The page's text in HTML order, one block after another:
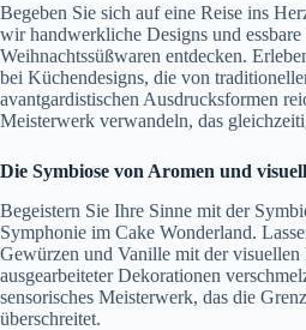
Begeben Sie sich auf eine Reise ins
wir handwerkliche Designs und essbare
Weihnachtssüßwaren entdecken.
bei Küchendesigns, die von
avantgardistischen Ausdrucksformen
Meisterwerk verwandeln, das
Die Symbiose von Aromen und
Begeistern Sie Ihre Sinne mit der
Symphonie im Cake Wonderland.
Gewürzen und Vanille mit der
ausgearbeiteter Dekorationen
sensorisches Meisterwerk, das die
überschreitet.